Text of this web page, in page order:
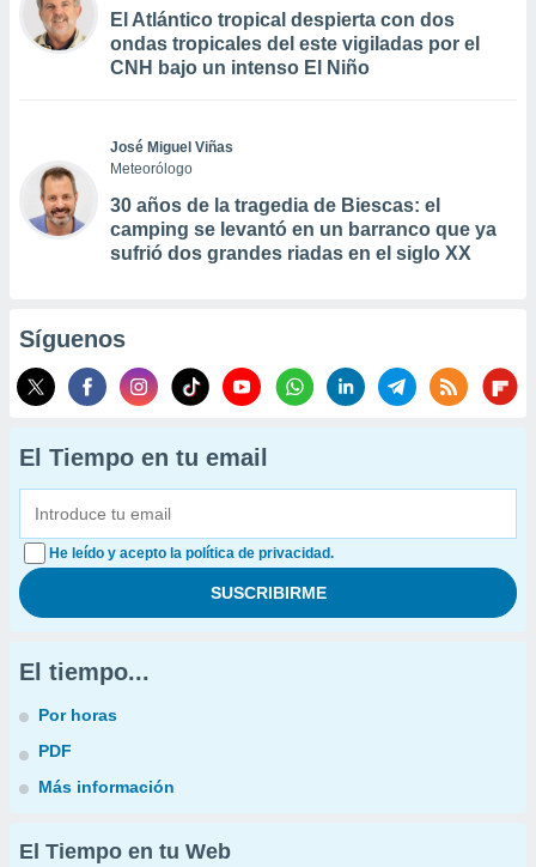
El Atlántico tropical despierta con dos
ondas tropicales del este vigiladas por el
CNH bajo un intenso El Niño
José Miguel Viñas
Meteorólogo
30 años de la tragedia de Biescas: el
camping se levantó en un barranco que ya
sufrió dos grandes riadas en el siglo XX
Síguenos
El Tiempo en tu email
He leído y acepto la política de privacidad.
El tiempo...
Por horas
PDF
Más información
El Tiempo en tu Web